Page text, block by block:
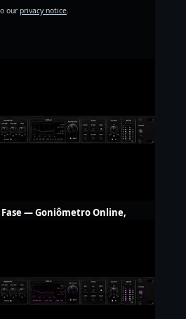
our privacy notice
— Goniômetro Online,